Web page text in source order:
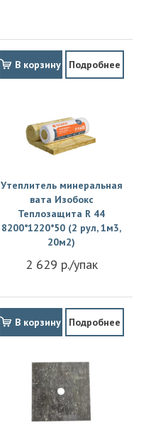
В корзину Подробнее
Утеплитель минеральная
вата Изобокс
Теплозащита R 44
8200*1220*50 (2 рул, 1м3,
20м2)
2 629 р./упак
В корзину Подробнее